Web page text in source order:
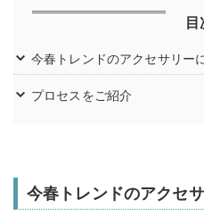
目
今春トレンドのアクセサリー
プロセスをご紹介
今春トレンドのアクセ